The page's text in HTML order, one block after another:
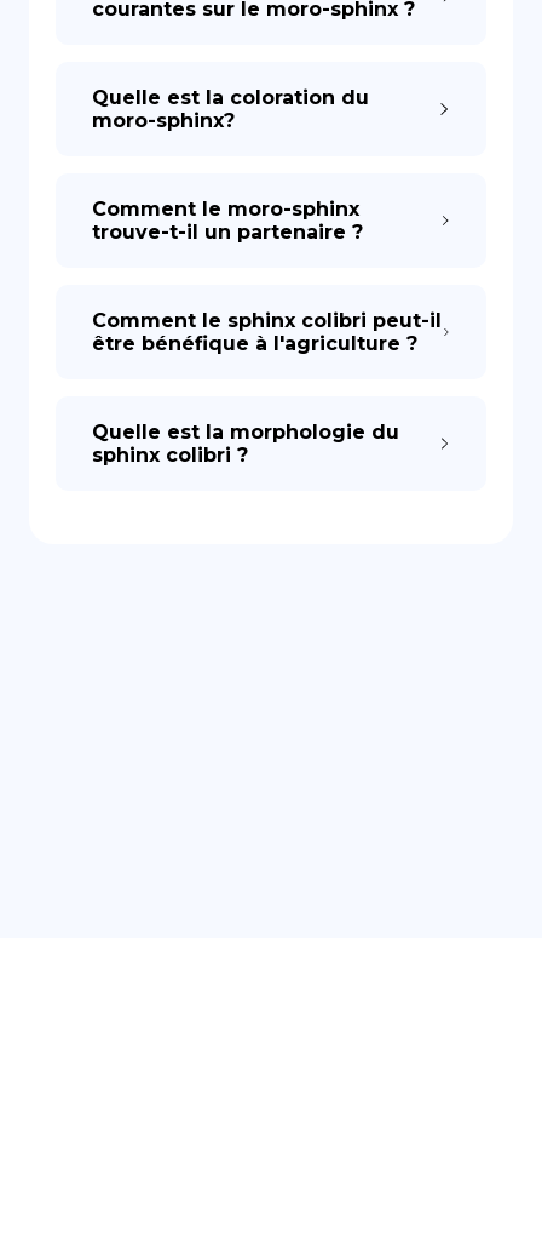
courantes sur le moro-sphinx ?
Quelle est la coloration du
moro-sphinx?
Comment le moro-sphinx
trouve-t-il un partenaire ?
Comment le sphinx colibri peut-il
être bénéfique à l'agriculture ?
Quelle est la morphologie du
sphinx colibri ?